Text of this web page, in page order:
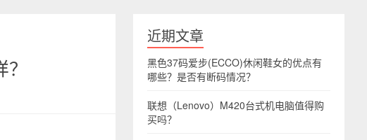
近期文章
黑色37码爱步(ECCO)休闲鞋女的优点有
哪些？是否有断码情况？
联想（Lenovo）M420台式机电脑值得购
买吗？